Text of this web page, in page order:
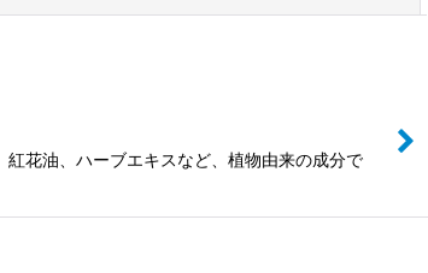
花油、ハーブエキスなど、植物由来の成分で